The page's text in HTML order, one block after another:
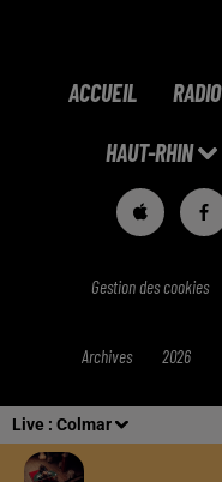
Live : Colmar
ACCUEIL RADIO
HAUT-RHIN
Gestion des cookies
Archives 2026